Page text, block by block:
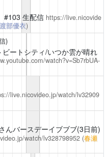
#103 生配信 https://live.nicovide
渡部優衣)
)
ートシティ/いつか雲が晴れ
watch?v=Sb7rbUA-
live.nicovideo.jp/watch/lv32909
んバースデーイブブブ(3日前)
watch/lv328798952 (春瀬